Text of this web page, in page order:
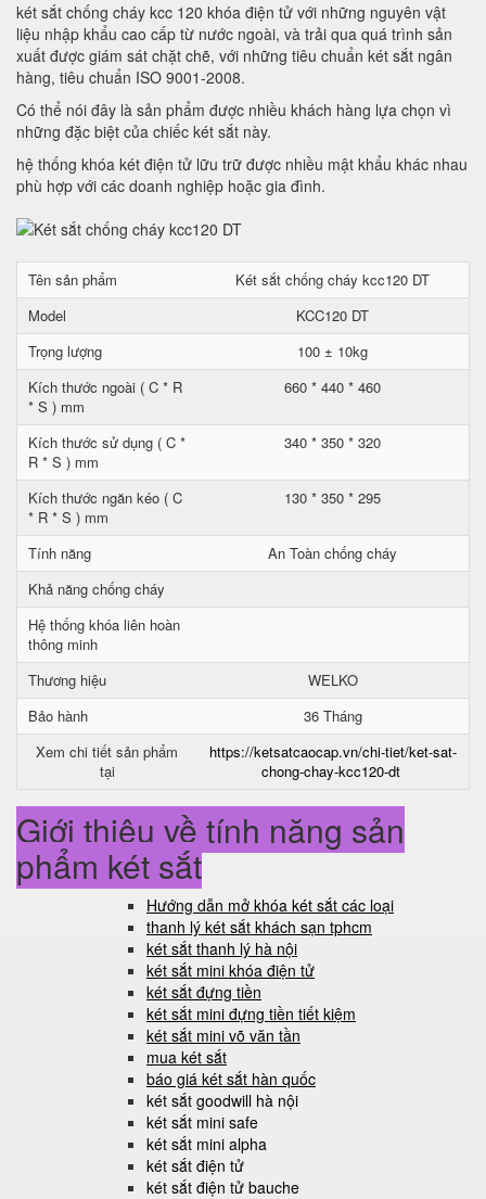
két sắt chống cháy kcc 120 khóa điện tử với những nguyên vật
liệu nhập khẩu cao cấp từ nước ngoài, và trải qua quá trình sản
xuất được giám sát chặt chẽ, với những tiêu chuẩn két sắt ngân
hàng, tiêu chuẩn ISO 9001-2008.
Có thể nói đây là sản phẩm được nhiều khách hàng lựa chọn vì
những đặc biệt của chiếc két sắt này.
hệ thống khóa két điện tử lữu trữ được nhiều mật khẩu khác nhau
phù hợp với các doanh nghiệp hoặc gia đình.
Tên sản phẩm
Két sắt chống cháy kcc120 DT
Model
KCC120 DT
Trọng lượng
100 ± 10kg
Kích thước ngoài ( C * R
* S ) mm
660 * 440 * 460
Kích thước sử dụng ( C *
R * S ) mm
340 * 350 * 320
Kích thước ngăn kéo ( C
* R * S ) mm
130 * 350 * 295
Tính năng
An Toàn chống cháy
Khả năng chống cháy
Hệ thống khóa liên hoàn
thông minh
Thương hiệu
WELKO
Bảo hành
36 Tháng
Xem chi tiết sản phẩm
tại
https://ketsatcaocap.vn/chi-tiet/ket-sat-
chong-chay-kcc120-dt
Giới thiệu về tính năng sản
phẩm két sắt
Hướng dẫn mở khóa két sắt các loại
thanh lý két sắt khách sạn tphcm
két sắt thanh lý hà nội
két sắt mini khóa điện tử
két sắt đựng tiền
két sắt mini đựng tiền tiết kiệm
két sắt mini võ văn tần
mua két sắt
báo giá két sắt hàn quốc
két sắt goodwill hà nội
két sắt mini safe
két sắt mini alpha
két sắt điện tử
két sắt điện tử bauche